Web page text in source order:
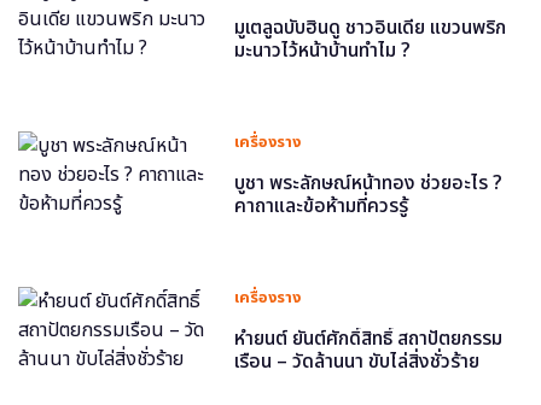
มูเตลูฉบับฮินดู ชาวอินเดีย แขวนพริก
มะนาวไว้หน้าบ้านทำไม ?
เครื่องราง
บูชา พระลักษณ์หน้าทอง ช่วยอะไร ?
คาถาและข้อห้ามที่ควรรู้
เครื่องราง
หำยนต์ ยันต์ศักดิ์สิทธิ์ สถาปัตยกรรม
เรือน – วัดล้านนา ขับไล่สิ่งชั่วร้าย